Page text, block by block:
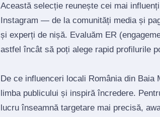
Această selecție reunește cei mai
Instagram — de la comunități media și
și experți de nișă. Evaluăm ER
astfel încât să poți alege rapid profilurile
De ce influenceri locali România din
limba publicului și inspiră încredere.
lucru înseamnă targetare mai precisă,